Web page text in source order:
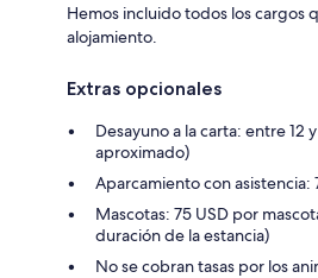
Hemos incluido todos los cargos
alojamiento.
Extras opcionales
Desayuno a la carta: entre 12
aproximado)
Aparcamiento con asistencia:
Mascotas: 75 USD por
duración de la estancia)
No se cobran tasas por los